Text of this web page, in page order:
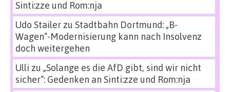
Sinti:zze und Rom:nja
Udo Stailerzu Stadtbahn Dortmund: „B-
Wagen“-Modernisierung kann nach Insolvenz
doch weitergehen
Ulli zu „Solange es die AfD gibt, sind wir nicht
sicher“: Gedenken an Sinti:zze und Rom:nja